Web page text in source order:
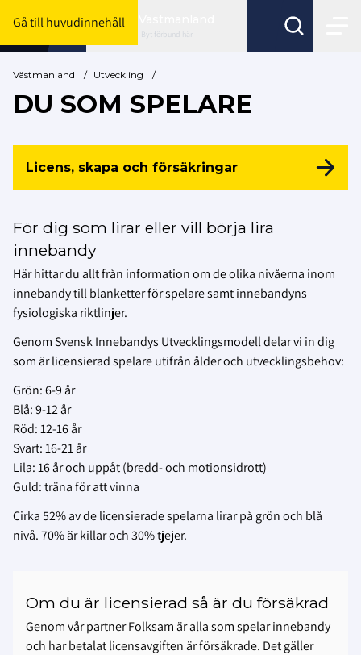
Gå till huvudinnehåll
Byt förbund här
Västmanland / Utveckling /
DU SOM SPELARE
Licens, skapa och försäkringar
För dig som lirar eller vill börja lira
innebandy
Här hittar du allt från information om de olika nivåerna inom
innebandy till blanketter för spelare samt innebandyns
fysiologiska riktlinjer.
Genom Svensk Innebandys Utvecklingsmodell delar vi in dig
som är licensierad spelare utifrån ålder och utvecklingsbehov:
Grön: 6-9 år
Blå: 9-12 år
Röd: 12-16 år
Svart: 16-21 år
Lila: 16 år och uppåt (bredd- och motionsidrott)
Guld: träna för att vinna
Cirka 52% av de licensierade spelarna lirar på grön och blå
nivå. 70% är killar och 30% tjejer.
Om du är licensierad så är du försäkrad
Genom vår partner Folksam är alla som spelar innebandy
och har betalat licensavgiften är försäkrade. Det gäller